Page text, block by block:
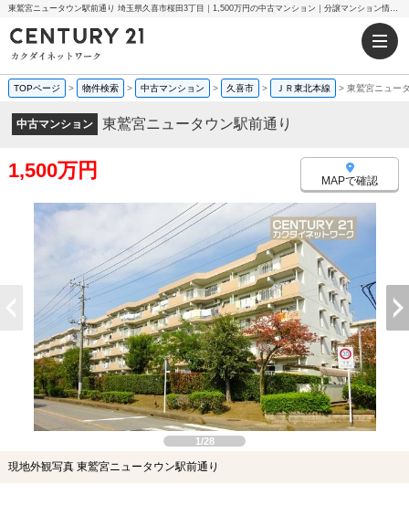
東鷲宮ニュータウン駅前通り 埼玉県久喜市桜田3丁目｜1,500万円の中古マンション｜分譲マンション情報｜センチュリー21カクダイネットワーク
TOPページ > 物件検索 > 中古マンション > 久喜市 > ＪＲ東北本線 > 東鷲宮ニュー
中古マンション 東鷲宮ニュータウン駅前通り
1,500万円 MAPで確認
1/28
現地外観写真 東鷲宮ニュータウン駅前通り